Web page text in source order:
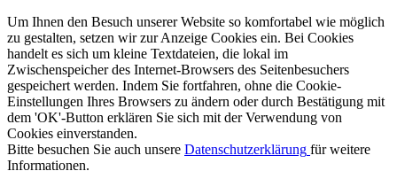
Um Ihnen den Besuch unserer Website so komfortabel wie möglich
zu gestalten, setzen wir zur Anzeige Cookies ein. Bei Cookies
handelt es sich um kleine Textdateien, die lokal im
Zwischenspeicher des Internet-Browsers des Seitenbesuchers
gespeichert werden. Indem Sie fortfahren, ohne die Cookie-
Einstellungen Ihres Browsers zu ändern oder durch Bestätigung mit
dem 'OK'-Button erklären Sie sich mit der Verwendung von
Cookies einverstanden.
Bitte besuchen Sie auch unsere Datenschutzerklärung für weitere
Informationen.